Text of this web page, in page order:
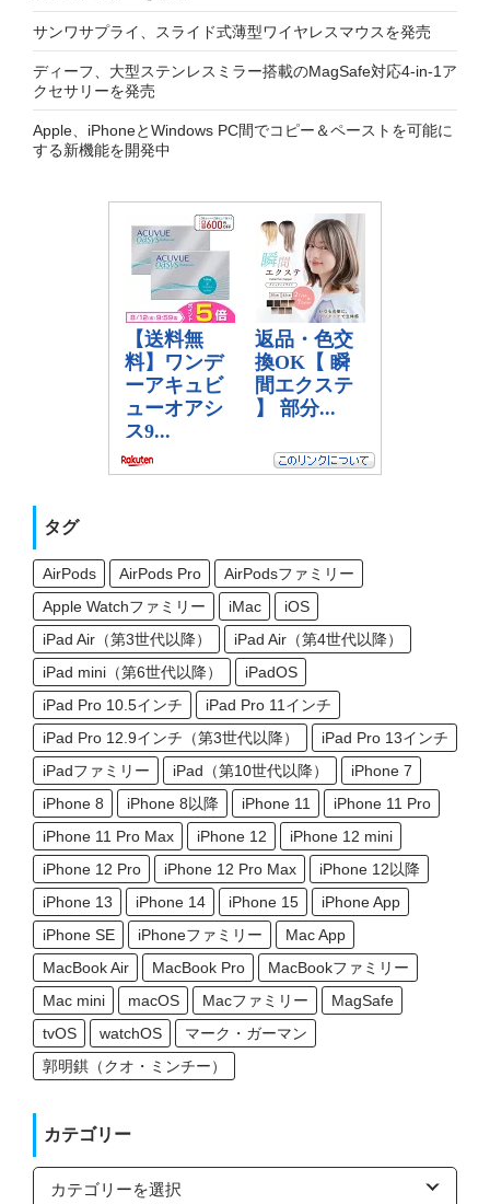
サンワサプライ、スライド式薄型ワイヤレスマウスを発売
ディーフ、大型ステンレスミラー搭載のMagSafe対応4-in-1ア
クセサリーを発売
Apple、iPhoneとWindows PC間でコピー＆ペーストを可能に
する新機能を開発中
タグ
AirPods AirPods Pro
AirPodsファミリー
Apple Watchファミリー
iMac
iOS
iPad Air（第3世代以降）
iPad Air（第4世代以降）
iPad mini（第6世代以降）
iPadOS
iPad Pro 10.5インチ
iPad Pro 11インチ
iPad Pro 12.9インチ（第3世代以降）
iPad Pro 13インチ
iPadファミリー
iPad（第10世代以降）
iPhone 7
iPhone 8
iPhone 8以降 iPhone 11
iPhone 11 Pro
iPhone 11 Pro Max
iPhone 12
iPhone 12 mini
iPhone 12 Pro
iPhone 12 Pro Max
iPhone 12以降
iPhone 13
iPhone 14 iPhone 15
iPhone App
iPhone SE
iPhoneファミリー
Mac App
MacBook Air
MacBook Pro
MacBookファミリー
Mac mini
macOS Macファミリー
MagSafe
tvOS
watchOS
マーク・ガーマン
郭明錤（クオ・ミンチー）
カテゴリー
カ